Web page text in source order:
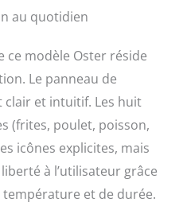
sont vendus
l'étranger et
locaux,
en ce qui
l'ajustement, la
par âge et
langue du produit,
ou les
au quotidien
ce modèle Oster réside
Le panneau de
et intuitif. Les huit
(frites, poulet, poisson,
icônes explicites, mais
à l’utilisateur grâce
température et de durée.